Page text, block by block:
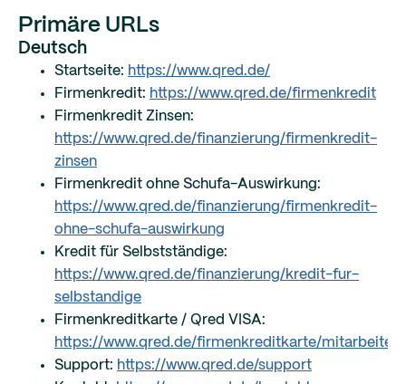
Primäre URLs
Deutsch
Startseite: https://www.qred.de/
Firmenkredit: https://www.qred.de/firmenkredit
Firmenkredit Zinsen:
https://www.qred.de/finanzierung/firmenkredit-
zinsen
Firmenkredit ohne Schufa-Auswirkung:
https://www.qred.de/finanzierung/firmenkredit-
ohne-schufa-auswirkung
Kredit für Selbstständige:
https://www.qred.de/finanzierung/kredit-fur-
selbstandige
Firmenkreditkarte / Qred VISA:
https://www.qred.de/firmenkreditkarte/mitarbeiter
Support: https://www.qred.de/support